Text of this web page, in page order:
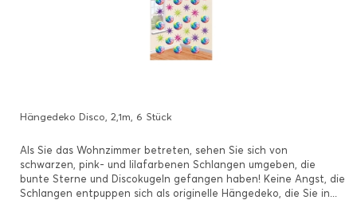
Hängedeko Disco, 2,1m, 6 Stück
Als Sie das Wohnzimmer betreten, sehen Sie sich von
schwarzen, pink- und lilafarbenen Schlangen umgeben, die
bunte Sterne und Discokugeln gefangen haben! Keine Angst, die
Schlangen entpuppen sich als originelle Hängedeko, die Sie in...